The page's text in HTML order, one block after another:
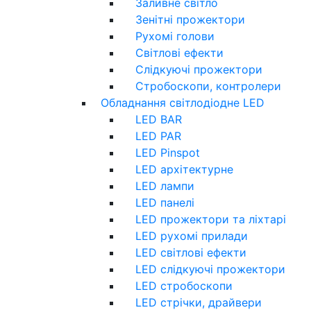
Зенітні прожектори
Рухомі голови
Світлові ефекти
Слідкуючі прожектори
Стробоскопи, контролери
Обладнання світлодіодне LED
LED BAR
LED PAR
LED Pinspot
LED архітектурне
LED лампи
LED панелі
LED прожектори та ліхтарі
LED рухомі прилади
LED світлові ефекти
LED слідкуючі прожектори
LED стробоскопи
LED стрічки, драйвери